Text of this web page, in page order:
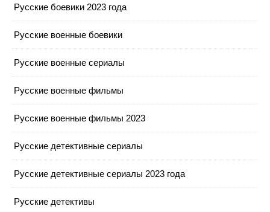
Русские боевики 2023 года
Русские военные боевики
Русские военные сериалы
Русские военные фильмы
Русские военные фильмы 2023
Русские детективные сериалы
Русские детективные сериалы 2023 года
Русские детективы